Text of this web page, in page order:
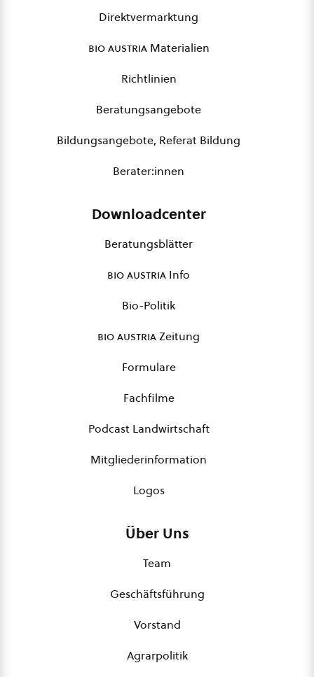
Direktvermarktung
bio austriaMaterialien
Richtlinien
Beratungsangebote
Bildungsangebote, Referat Bildung
Berater:innen
Downloadcenter
Beratungsblätter
bio austria Info
Bio-Politik
bio austriaZeitung
Formulare
Fachfilme
Podcast Landwirtschaft
Mitgliederinformation
Logos
Über Uns
Team
Geschäftsführung
Vorstand
Agrarpolitik